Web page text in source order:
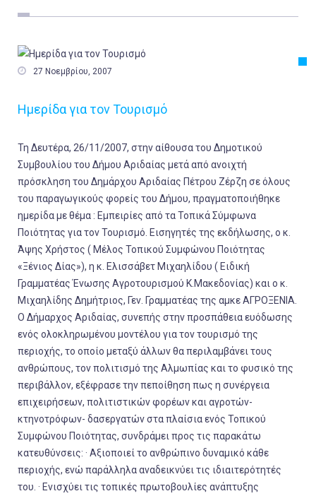
 27 Νοεμβρίου, 2007
Ημερίδα για τον Τουρισμό
Τη Δευτέρα, 26/11/2007, στην αίθουσα του Δημοτικού
Συμβουλίου του Δήμου Αριδαίας μετά από ανοιχτή
πρόσκληση του Δημάρχου Αριδαίας Πέτρου Ζέρζη σε όλους
του παραγωγικούς φορείς του Δήμου, πραγματοποιήθηκε
ημερίδα με θέμα : Εμπειρίες από τα Τοπικά Σύμφωνα
Ποιότητας για τον Τουρισμό . Εισηγητές της εκδήλωσης, ο κ.
Άψης Χρήστος ( Μέλος Τοπικού Συμφώνου Ποιότητας
«Ξένιος Δίας»), η κ. Ελισσάβετ Μιχαηλίδου ( Ειδική
Γραμματέας Ένωσης Αγροτουρισμού Κ.Μακεδονίας) και ο κ.
Μιχαηλίδης Δημήτριος, Γεν. Γραμματέας της αμκε ΑΓΡΟΞΕΝΙΑ.
Ο Δήμαρχος Αριδαίας, συνεπής στην προσπάθεια ευόδωσης
ενός ολοκληρωμένου μοντέλου για τον τουρισμό της
περιοχής, το οποίο μεταξύ άλλων θα περιλαμβάνει τους
ανθρώπους, τον πολιτισμό της Αλμωπίας και το φυσικό της
περιβάλλον, εξέφρασε την πεποίθηση πως η συνέργεια
επιχειρήσεων, πολιτιστικών φορέων και αγροτών-
κτηνοτρόφων- δασεργατών στα πλαίσια ενός Τοπικού
Συμφώνου Ποιότητας, συνδράμει προς τις παρακάτω
κατευθύνσεις: · Αξιοποιεί το ανθρώπινο δυναμικό κάθε
περιοχής, ενώ παράλληλα αναδεικνύει τις ιδιαιτερότητές
του. · Ενισχύει τις τοπικές πρωτοβουλίες ανάπτυξης
Εργασία
Αγροτικά
Πολιτική
Αθλητικά
Αστυνομικό Δελτίο